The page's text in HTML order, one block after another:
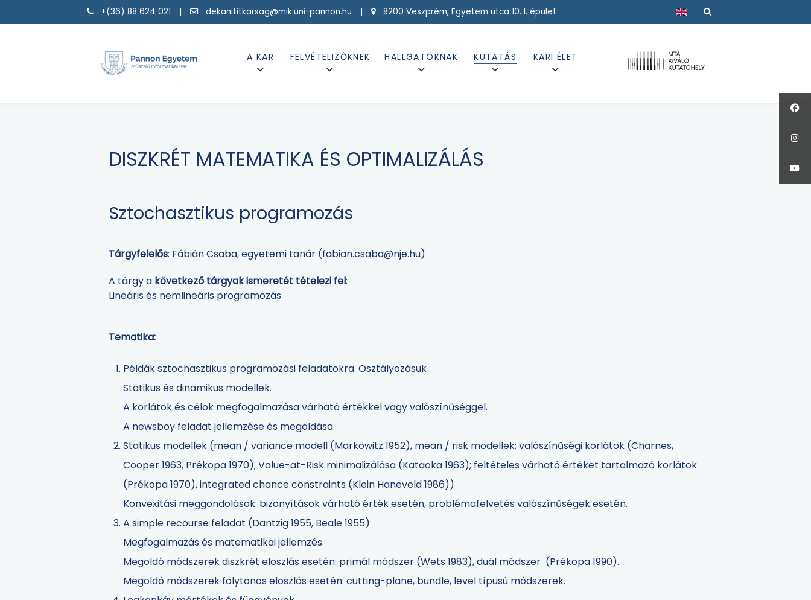
+(36) 88 624 021 | dekanititkarsag@mik.uni-pannon.hu | 8200 Veszprém, Egyetem utca 10. I. épület Válasszon nyelvet
A KAR FELVÉTELIZŐKNEK HALLGATÓKNAK KUTATÁS KARI ÉLET
DISZKRÉT MATEMATIKA ÉS OPTIMALIZÁLÁS
Sztochasztikus programozás
Tárgyfelelős: Fábián Csaba, egyetemi tanár (fabian.csaba@nje.hu)
A tárgy a következő tárgyak ismeretét tételezi fel:
Lineáris és nemlineáris programozás
Tematika:
Példák sztochasztikus programozási feladatokra. Osztályozásuk
Statikus és dinamikus modellek.
A korlátok és célok megfogalmazása várható értékkel vagy valószínűséggel.
A newsboy feladat jellemzése és megoldása.
Statikus modellek (mean / variance modell (Markowitz 1952), mean / risk modellek; valószínűségi korlátok (Charnes,
Cooper 1963, Prékopa 1970); Value-at-Risk minimalizálása (Kataoka 1963); feltételes várható értéket tartalmazó korlátok
(Prékopa 1970), integrated chance constraints (Klein Haneveld 1986))
Konvexitási meggondolások: bizonyítások várható érték esetén, problémafelvetés valószínűségek esetén.
A simple recourse feladat (Dantzig 1955, Beale 1955)
Megfogalmazás és matematikai jellemzés.
Megoldó módszerek diszkrét eloszlás esetén: primál módszer (Wets 1983), duál módszer (Prékopa 1990).
Megoldó módszerek folytonos eloszlás esetén: cutting-plane, bundle, level típusú módszerek.